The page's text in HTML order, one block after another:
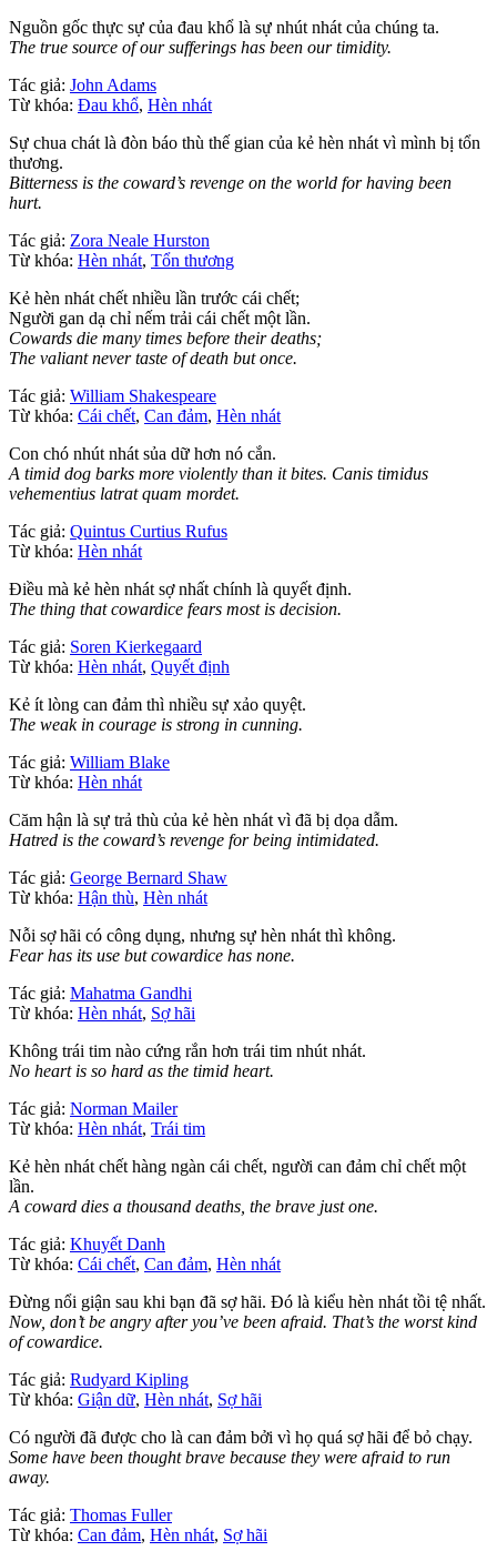
Nguồn gốc thực sự của đau khổ là sự nhút nhát của chúng ta.
The true source of our sufferings has been our timidity.
Tác giả: John Adams
Từ khóa: Đau khổ, Hèn nhát
Sự chua chát là đòn báo thù thế gian của kẻ hèn nhát vì mình bị tổn
thương.
Bitterness is the coward’s revenge on the world for having been
hurt.
Tác giả: Zora Neale Hurston
Từ khóa: Hèn nhát, Tổn thương
Kẻ hèn nhát chết nhiều lần trước cái chết;
Người gan dạ chỉ nếm trải cái chết một lần.
Cowards die many times before their deaths;
The valiant never taste of death but once.
Tác giả: William Shakespeare
Từ khóa: Cái chết, Can đảm, Hèn nhát
Con chó nhút nhát sủa dữ hơn nó cắn.
A timid dog barks more violently than it bites. Canis timidus
vehementius latrat quam mordet.
Tác giả: Quintus Curtius Rufus
Từ khóa: Hèn nhát
Điều mà kẻ hèn nhát sợ nhất chính là quyết định.
The thing that cowardice fears most is decision.
Tác giả: Soren Kierkegaard
Từ khóa: Hèn nhát, Quyết định
Kẻ ít lòng can đảm thì nhiều sự xảo quyệt.
The weak in courage is strong in cunning.
Tác giả: William Blake
Từ khóa: Hèn nhát
Căm hận là sự trả thù của kẻ hèn nhát vì đã bị dọa dẫm.
Hatred is the coward’s revenge for being intimidated.
Tác giả: George Bernard Shaw
Từ khóa: Hận thù, Hèn nhát
Nỗi sợ hãi có công dụng, nhưng sự hèn nhát thì không.
Fear has its use but cowardice has none.
Tác giả: Mahatma Gandhi
Từ khóa: Hèn nhát, Sợ hãi
Không trái tim nào cứng rắn hơn trái tim nhút nhát.
No heart is so hard as the timid heart.
Tác giả: Norman Mailer
Từ khóa: Hèn nhát, Trái tim
Kẻ hèn nhát chết hàng ngàn cái chết, người can đảm chỉ chết một
lần.
A coward dies a thousand deaths, the brave just one.
Tác giả: Khuyết Danh
Từ khóa: Cái chết, Can đảm, Hèn nhát
Đừng nổi giận sau khi bạn đã sợ hãi. Đó là kiểu hèn nhát tồi tệ nhất.
Now, don’t be angry after you’ve been afraid. That’s the worst kind
of cowardice.
Tác giả: Rudyard Kipling
Từ khóa: Giận dữ, Hèn nhát, Sợ hãi
Có người đã được cho là can đảm bởi vì họ quá sợ hãi để bỏ chạy.
Some have been thought brave because they were afraid to run
away.
Tác giả: Thomas Fuller
Từ khóa: Can đảm, Hèn nhát, Sợ hãi